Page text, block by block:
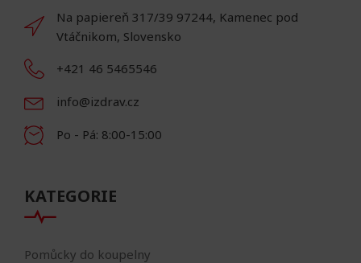
Na papiereň 317/39 97244, Kamenec pod
Vtáčnikom, Slovensko
+421 46 5465546
info@izdrav.cz
Po - Pá: 8:00-15:00
KATEGORIE
Pomůcky do koupelny